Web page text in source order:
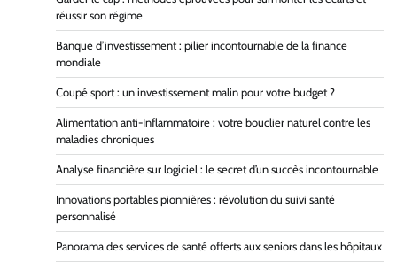
réussir son régime
Banque d’investissement : pilier incontournable de la finance
mondiale
Coupé sport : un investissement malin pour votre budget ?
Alimentation anti-Inflammatoire : votre bouclier naturel contre les
maladies chroniques
Analyse financière sur logiciel : le secret d’un succès incontournable
Innovations portables pionnières : révolution du suivi santé
personnalisé
Panorama des services de santé offerts aux seniors dans les hôpitaux